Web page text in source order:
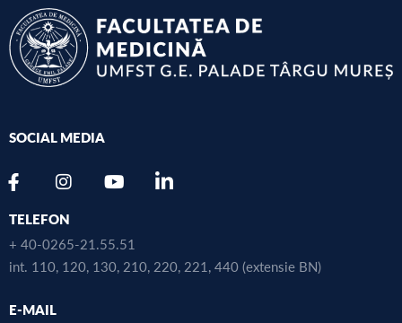
SOCIAL MEDIA
TELEFON
+ 40-0265-21.55.51
int. 110, 120, 130, 210, 220, 221, 440 (extensie BN)
E-MAIL